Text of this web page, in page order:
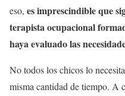
eso, es imprescindible que
terapista ocupacional
haya evaluado las
No todos los chicos lo
misma cantidad de tiempo. A